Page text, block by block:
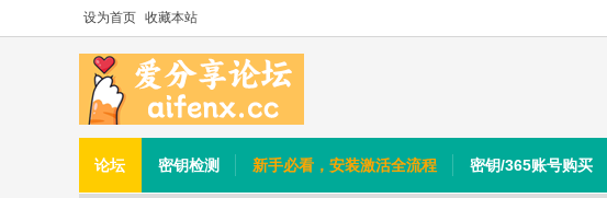
设为首页 收藏本站
论坛 密钥检测 新手必看，安装激活全流程 密钥/365账号购买